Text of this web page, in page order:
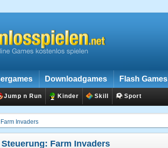
Downloadgames Flash Games
Jump n Run Kinder Skill Sport
Farm Invaders
Farm Invaders